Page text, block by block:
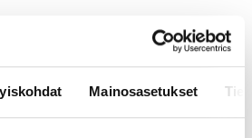
Mainosasetukset